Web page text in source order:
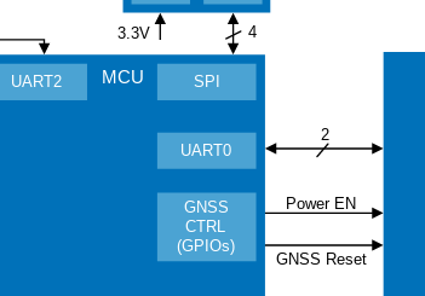
GNSS Reset
Power EN
2
4
3.3V
MCU
UART2 SPI
UART0
GNSS
CTRL
(GPIOs)